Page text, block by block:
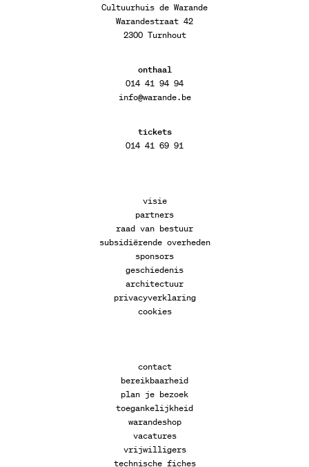
Cultuurhuis de Warande
Warandestraat 42
2300 Turnhout
onthaal
014 41 94 94
info@warande.be
tickets
014 41 69 91
visie
partners
raad van bestuur
subsidiërende overheden
sponsors
geschiedenis
architectuur
privacyverklaring
cookies
contact
bereikbaarheid
plan je bezoek
toegankelijkheid
warandeshop
vacatures
vrijwilligers
technische fiches